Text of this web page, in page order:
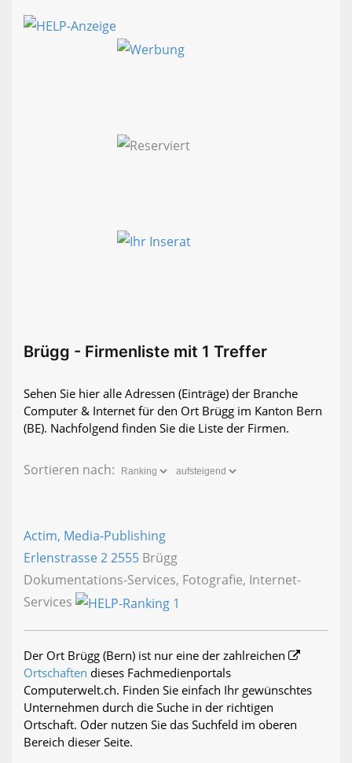
Brügg - Firmenliste mit 1 Treffer
Sehen Sie hier alle Adressen (Einträge) der Branche
Computer & Internet für den Ort Brügg im Kanton Bern
(BE). Nachfolgend finden Sie die Liste der Firmen.
Sortieren nach:
Actim, Media-Publishing
Erlenstrasse 22555 Brügg
Dokumentations-Services, Fotografie, Internet-
Services
Der Ort Brügg (Bern) ist nur eine der zahlreichen
Ortschaften dieses Fachmedienportals
Computerwelt.ch. Finden Sie einfach Ihr gewünschtes
Unternehmen durch die Suche in der richtigen
Ortschaft. Oder nutzen Sie das Suchfeld im oberen
Bereich dieser Seite.